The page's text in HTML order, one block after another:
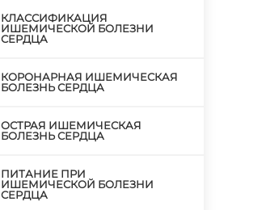
КЛАССИФИКАЦИЯ
ИШЕМИЧЕСКОЙ БОЛЕЗНИ
СЕРДЦА
КОРОНАРНАЯ ИШЕМИЧЕСКАЯ
БОЛЕЗНЬ СЕРДЦА
ОСТРАЯ ИШЕМИЧЕСКАЯ
БОЛЕЗНЬ СЕРДЦА
ПИТАНИЕ ПРИ
ИШЕМИЧЕСКОЙ БОЛЕЗНИ
СЕРДЦА